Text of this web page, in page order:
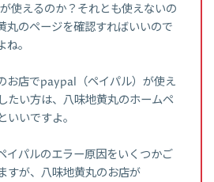
使えるのか？それとも使えないの
丸のページを確認すればいいので
。
お店でpaypal（ペイパル）が使え
たい方は、八味地黄丸のホームペ
いですよ。
イパルのエラー原因をいくつかご
すが、八味地黄丸のお店が